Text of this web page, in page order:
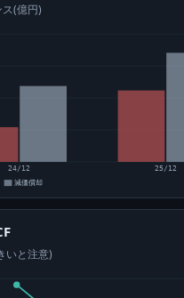
(億円)
24/12
25/12
減価償却
いと注意)